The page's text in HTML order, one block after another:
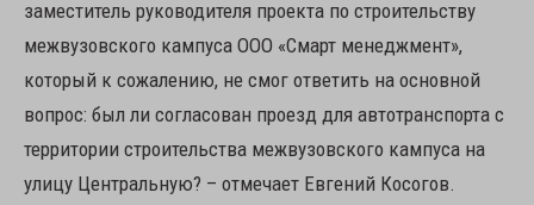
заместитель руководителя проекта по строительству
межвузовского кампуса ООО «Смарт менеджмент»,
который к сожалению, не смог ответить на основной
вопрос: был ли согласован проезд для автотранспорта с
территории строительства межвузовского кампуса на
улицу Центральную? – отмечает Евгений Косогов.